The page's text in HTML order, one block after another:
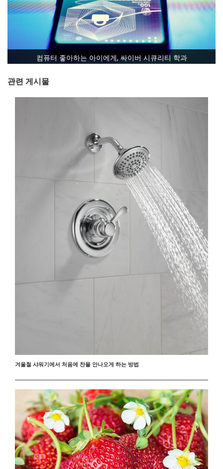
컴퓨터 좋아하는 아이에게, 싸이버 시큐리티 학과
관련 게시물
겨울철 샤워기에서 처음에 찬물 안나오게 하는 방법